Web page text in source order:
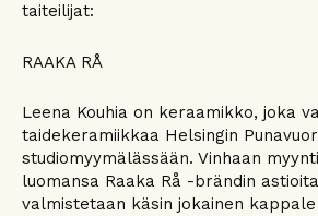
taiteilijat:
RAAKA RÅ
Leena Kouhia on keraamikko, joka
taidekeramiikkaa Helsingin
studiomyymälässään. Vinhaan
luomansa Raaka Rå -brändin
valmistetaan käsin jokainen